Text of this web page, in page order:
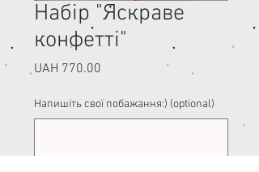
Набір "Яскраве
конфетті"
UAH 770.00
Напишіть свої побажання:) (optional)